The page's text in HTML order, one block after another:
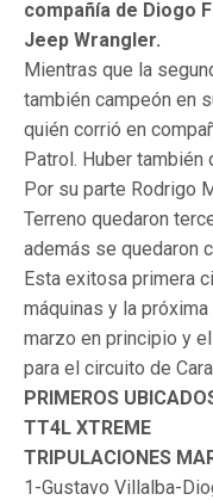
compañía de Diogo
Jeep Wrangler.
Mientras que la
también campeón en
quién corrió en
Patrol. Huber también
Por su parte Rodrigo
Terreno quedaron
además se quedaron
Esta exitosa primera
máquinas y la
marzo en principio y
para el circuito de
PRIMEROS
TT4L XTREME
TRIPULACIONES
1-Gustavo Villalba-